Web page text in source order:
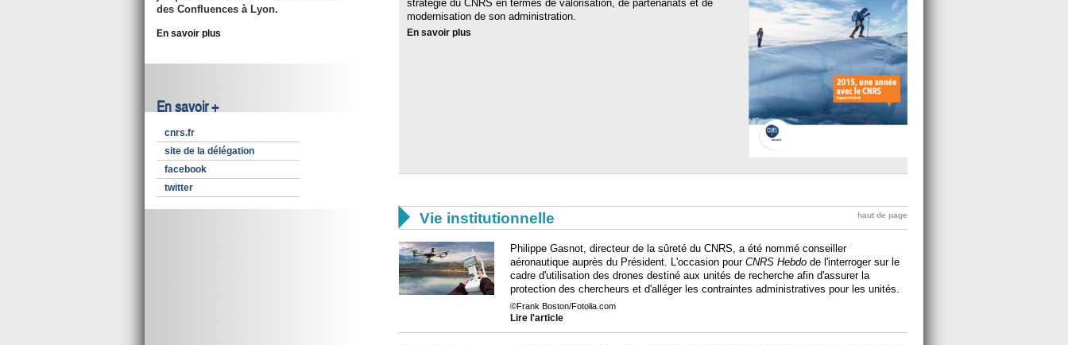
des Confluences à Lyon.
En savoir plus
En savoir +
cnrs.fr
site de la délégation
facebook
twitter
stratégie du CNRS en termes de valorisation, de partenariats et de
modernisation de son administration.
En savoir plus
 Vie institutionnelle haut de page
Philippe Gasnot, directeur de la sûreté du CNRS, a été nommé conseiller
aéronautique auprès du Président. L'occasion pour CNRS Hebdo de l'interroger sur le
cadre d'utilisation des drones destiné aux unités de recherche afin d'assurer la
protection des chercheurs et d'alléger les contraintes administratives pour les unités.
©Frank Boston/Fotolia.com
Lire l'article